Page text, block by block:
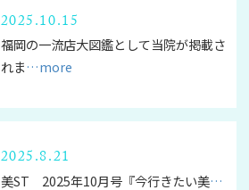
2025.10.15
福岡の一流店大図鑑として当院が掲載さ
れま…more
2025.8.21
美ST 2025年10月号『今行きたい美…